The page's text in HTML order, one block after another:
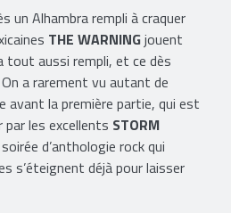
un Alhambra rempli à craquer
THE WARNINGjouent
tout aussi rempli, et ce dès
a rarement vu autant de
avant la première partie, qui est
par les excellents STORM
soirée d’anthologie rock qui
s’éteignent déjà pour laisser